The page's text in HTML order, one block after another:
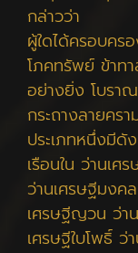
กล่าวว่า
ผู้ใดได้ครอบค
โภคทรัพย์ ข้าท
อย่างยิ่ง โบรา
กระถางลายคร
ประเภทหนึ่งมีดั
เรือนใน ว่านเ
ว่านเศรษฐีมงค
เศรษฐีญวน ว่า
เศรษฐีใบโพธิ์ ว่